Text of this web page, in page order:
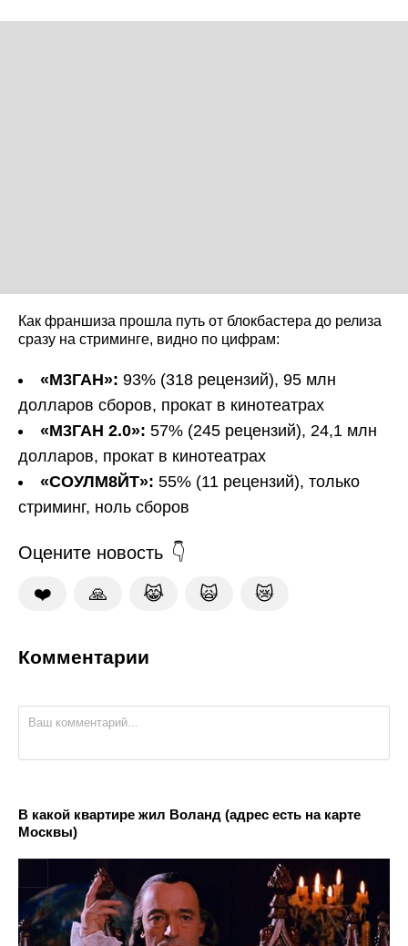
Как франшиза прошла путь от блокбастера до релиза
сразу на стриминге, видно по цифрам:
«М3ГАН»: 93% (318 рецензий), 95 млн
долларов сборов, прокат в кинотеатрах
«М3ГАН 2.0»: 57% (245 рецензий), 24,1 млн
долларов, прокат в кинотеатрах
«СОУЛМ8ЙТ»: 55% (11 рецензий), только
стриминг, ноль сборов
Оцените новость
❤️ 🙏 😹 🙀 😿
Комментарии
В какой квартире жил Воланд (адрес есть на карте
Москвы)